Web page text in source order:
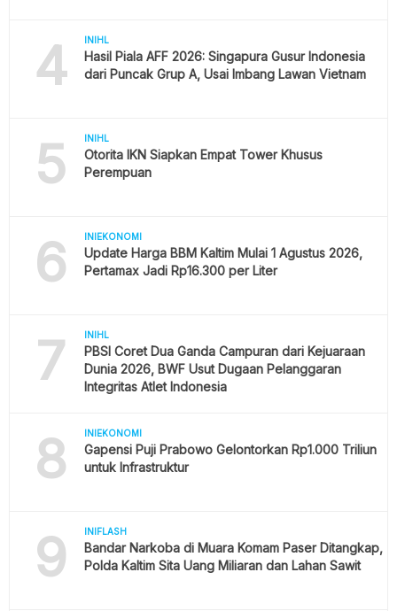
4 INIHL
Hasil Piala AFF 2026: Singapura Gusur Indonesia
dari Puncak Grup A, Usai Imbang Lawan Vietnam
5 INIHL
Otorita IKN Siapkan Empat Tower Khusus
Perempuan
6 INIEKONOMI
Update Harga BBM Kaltim Mulai 1 Agustus 2026,
Pertamax Jadi Rp16.300 per Liter
7 INIHL
PBSI Coret Dua Ganda Campuran dari Kejuaraan
Dunia 2026, BWF Usut Dugaan Pelanggaran
Integritas Atlet Indonesia
8 INIEKONOMI
Gapensi Puji Prabowo Gelontorkan Rp1.000 Triliun
untuk Infrastruktur
9 INIFLASH
Bandar Narkoba di Muara Komam Paser Ditangkap,
Polda Kaltim Sita Uang Miliaran dan Lahan Sawit